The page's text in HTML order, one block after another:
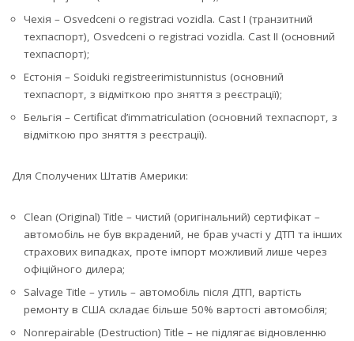
Чехія – Osvedceni o registraci vozidla. Cast I (транзитний
техпаспорт), Osvedceni o registraci vozidla. Cast II (основний
техпаспорт);
Естонія – Soiduki registreerimistunnistus (основний
техпаспорт, з відміткою про зняття з реєстрації);
Бельгія – Certificat d’immatriculation (основний техпаспорт, з
відміткою про зняття з реєстрації).
Для Сполучених Штатів Америки:
Clean (Original) Title – чистий (оригінальний) сертифікат –
автомобіль не був вкрадений, не брав участі у ДТП та інших
страхових випадках, проте імпорт можливий лише через
офіційного дилера;
Salvage Title – утиль – автомобіль після ДТП, вартість
ремонту в США складає більше 50% вартості автомобіля;
Nonrepairable (Destruction) Title – не підлягає відновленню